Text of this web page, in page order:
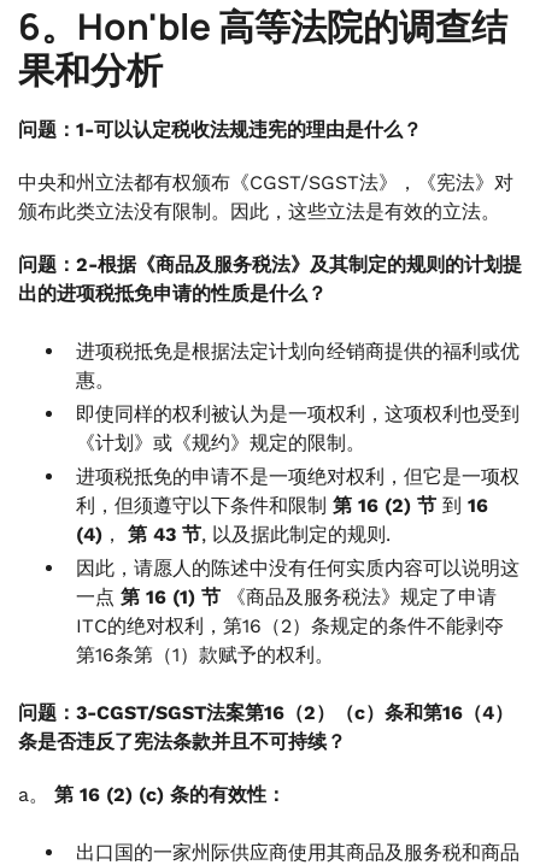
6。Hon'ble 高等法院的调查结
果和分析
问题：1-可以认定税收法规违宪的理由是什么？
中央和州立法都有权颁布《CGST/SGST法》，《宪法》对
颁布此类立法没有限制。因此，这些立法是有效的立法。
问题：2-根据《商品及服务税法》及其制定的规则的计划提
出的进项税抵免申请的性质是什么？
进项税抵免是根据法定计划向经销商提供的福利或优
惠。
即使同样的权利被认为是一项权利，这项权利也受到
《计划》或《规约》规定的限制。
进项税抵免的申请不是一项绝对权利，但它是一项权
利，但须遵守以下条件和限制 第 16 (2) 节 到 16
(4) ， 第 43 节, 以及据此制定的规则.
因此，请愿人的陈述中没有任何实质内容可以说明这
一点 第 16 (1) 节 《商品及服务税法》规定了申请
ITC的绝对权利，第16（2）条规定的条件不能剥夺
第16条第（1）款赋予的权利。
问题：3-CGST/SGST法案第16（2）（c）条和第16（4）
条是否违反了宪法条款并且不可持续？
a。 第 16 (2) (c) 条的有效性：
出口国的一家州际供应商使用其商品及服务税和商品